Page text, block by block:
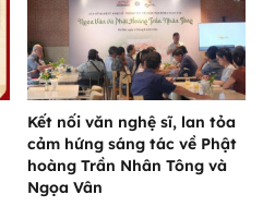
Kết nối văn nghệ sĩ, lan tỏa
cảm hứng sáng tác về Phật
hoàng Trần Nhân Tông và
Ngọa Vân